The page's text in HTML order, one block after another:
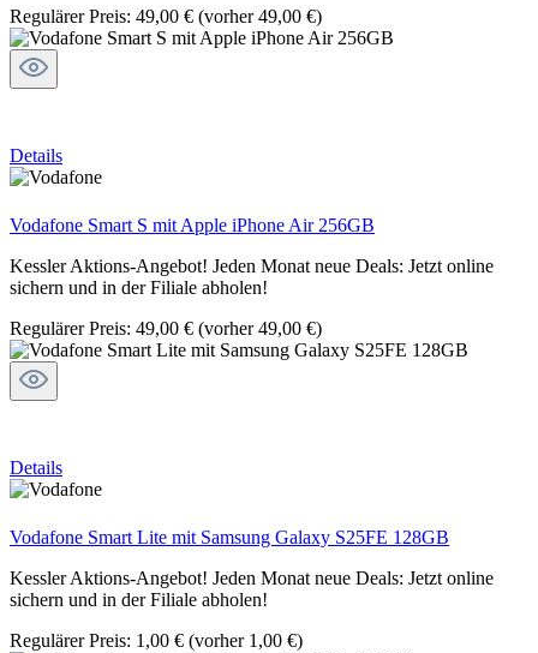
Regulärer Preis: 49,00 € (vorher 49,00 €)
Details
Vodafone Smart S mit Apple iPhone Air 256GB
Kessler Aktions-Angebot! Jeden Monat neue Deals: Jetzt online
sichern und in der Filiale abholen!
Regulärer Preis: 49,00 € (vorher 49,00 €)
Details
Vodafone Smart Lite mit Samsung Galaxy S25FE 128GB
Kessler Aktions-Angebot! Jeden Monat neue Deals: Jetzt online
sichern und in der Filiale abholen!
Regulärer Preis: 1,00 € (vorher 1,00 €)